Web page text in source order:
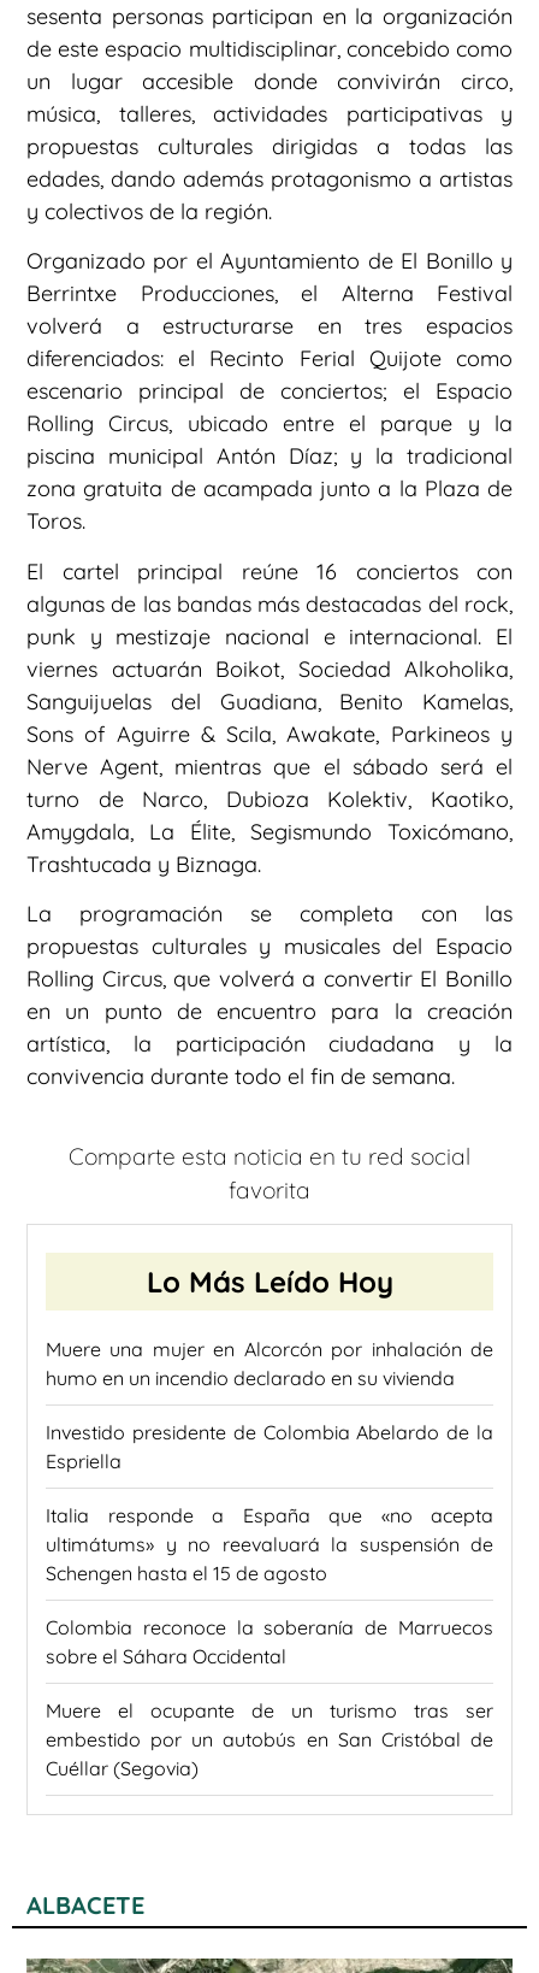
sesenta personas participan en la organización
de este espacio multidisciplinar, concebido como
un lugar accesible donde convivirán circo,
música, talleres, actividades participativas y
propuestas culturales dirigidas a todas las
edades, dando además protagonismo a artistas
y colectivos de la región.
Organizado por el Ayuntamiento de El Bonillo y
Berrintxe Producciones, el Alterna Festival
volverá a estructurarse en tres espacios
diferenciados: el Recinto Ferial Quijote como
escenario principal de conciertos; el Espacio
Rolling Circus, ubicado entre el parque y la
piscina municipal Antón Díaz; y la tradicional
zona gratuita de acampada junto a la Plaza de
Toros.
El cartel principal reúne 16 conciertos con
algunas de las bandas más destacadas del rock,
punk y mestizaje nacional e internacional. El
viernes actuarán Boikot, Sociedad Alkoholika,
Sanguijuelas del Guadiana, Benito Kamelas,
Sons of Aguirre & Scila, Awakate, Parkineos y
Nerve Agent, mientras que el sábado será el
turno de Narco, Dubioza Kolektiv, Kaotiko,
Amygdala, La Élite, Segismundo Toxicómano,
Trashtucada y Biznaga.
La programación se completa con las
propuestas culturales y musicales del Espacio
Rolling Circus, que volverá a convertir El Bonillo
en un punto de encuentro para la creación
artística, la participación ciudadana y la
convivencia durante todo el fin de semana.
Comparte esta noticia en tu red social
favorita
Lo Más Leído Hoy
Muere una mujer en Alcorcón por inhalación de
humo en un incendio declarado en su vivienda
Investido presidente de Colombia Abelardo de la
Espriella
Italia responde a España que «no acepta
ultimátums» y no reevaluará la suspensión de
Schengen hasta el 15 de agosto
Colombia reconoce la soberanía de Marruecos
sobre el Sáhara Occidental
Muere el ocupante de un turismo tras ser
embestido por un autobús en San Cristóbal de
Cuéllar (Segovia)
ALBACETE